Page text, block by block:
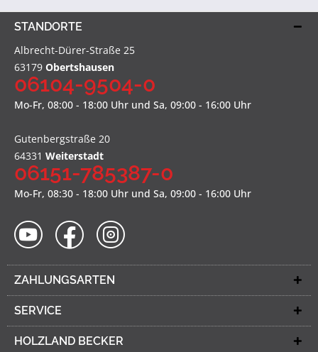
STANDORTE
Albrecht-Dürer-Straße 25
63179 Obertshausen
06104-9504-0
Mo-Fr, 08:00 - 18:00 Uhr und Sa, 09:00 - 16:00 Uhr
Gutenbergstraße 20
64331 Weiterstadt
06151-785387-0
Mo-Fr, 08:30 - 18:00 Uhr und Sa, 09:00 - 16:00 Uhr
ZAHLUNGSARTEN
SERVICE
HOLZLAND BECKER